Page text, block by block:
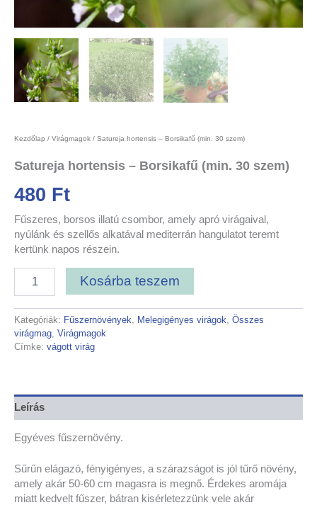
Kezdőlap / Virágmagok / Satureja hortensis – Borsikafű (min. 30 szem)
Satureja hortensis – Borsikafű (min. 30 szem)
480 Ft
Fűszeres, borsos illatú csombor, amely apró virágaival,
nyúlánk és szellős alkatával mediterrán hangulatot teremt
kertünk napos részein.
Kosárba teszem
Kategóriák: Fűszernövények, Melegigényes virágok, Összes
virágmag, Virágmagok
Címke: vágott virág
Leírás
Egyéves fűszernövény.
Sűrűn elágazó, fényigényes, a szárazságot is jól tűrő növény,
amely akár 50-60 cm magasra is megnő. Érdekes aromája
miatt kedvelt fűszer, bátran kisérletezzünk vele akár